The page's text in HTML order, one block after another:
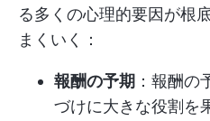
る多くの心理的要因が根
まくいく：
報酬の予期 ：報酬
づけに大きな役割を